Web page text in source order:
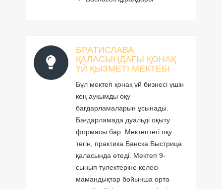
БРАТИСЛАВА
ҚАЛАСЫНДАҒЫ ҚОНАҚ
ҮЙ ҚЫЗМЕТІ МЕКТЕБІ
Бұл мектеп қонақ үй бизнесі үшін
кең ауқымды оқу
бағдарламаларын ұсынады.
Бағдарламада дуальді оқыту
формасы бар. Мектептегі оқу
тегін, практика Банска Быстрица
қаласында өтеді. Мектеп 9-
сынып түлектеріне келесі
мамандықтар бойынша орта